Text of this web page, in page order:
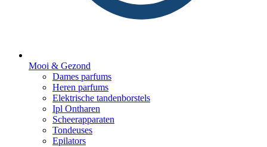
Mooi & Gezond
Dames parfums
Heren parfums
Elektrische tandenborstels
Ipl Ontharen
Scheerapparaten
Tondeuses
Epilators